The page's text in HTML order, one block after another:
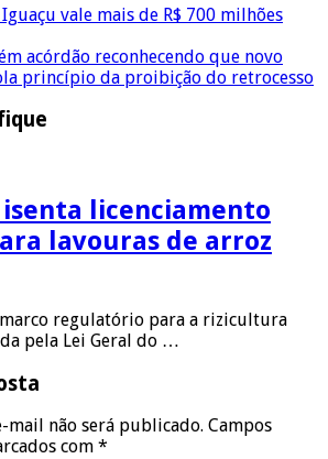
vale mais de R$ 700 milhões
acórdão reconhecendo que novo
princípio da proibição do retrocesso
isenta licenciamento
lavouras de arroz
regulatório para a rizicultura
pela Lei Geral do …
mail não será publicado. Campos
com *